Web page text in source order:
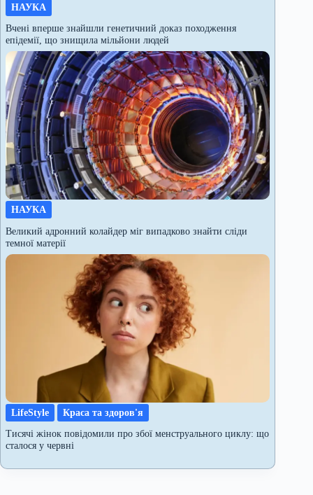
НАУКА
Вчені вперше знайшли генетичний доказ походження
епідемії, що знищила мільйони людей
НАУКА
Великий адронний колайдер міг випадково знайти сліди
темної матерії
LifeStyle
Краса та здоров'я
Тисячі жінок повідомили про збої менструального циклу: що
сталося у червні